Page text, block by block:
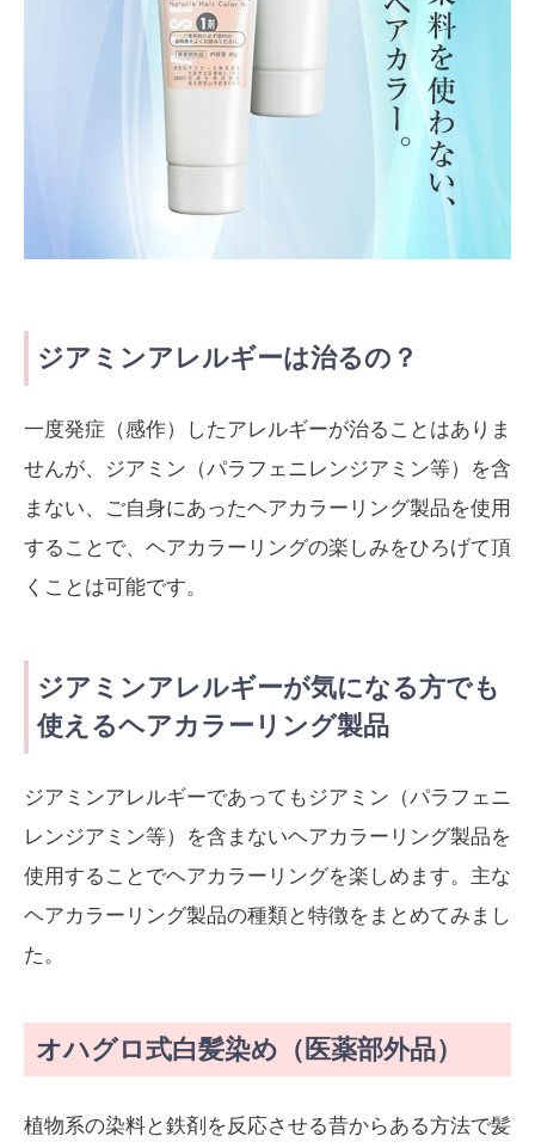
ジアミンアレルギーは治るの？
一度発症（感作）したアレルギーが治ることはありま
せんが、ジアミン（パラフェニレンジアミン等）を含
まない、ご自身にあったヘアカラーリング製品を使用
することで、ヘアカラーリングの楽しみをひろげて頂
くことは可能です。
ジアミンアレルギーが気になる方でも
使えるヘアカラーリング製品
ジアミンアレルギーであってもジアミン（パラフェニ
レンジアミン等）を含まないヘアカラーリング製品を
使用することでヘアカラーリングを楽しめます。主な
ヘアカラーリング製品の種類と特徴をまとめてみまし
た。
オハグロ式白髪染め（医薬部外品）
植物系の染料と鉄剤を反応させる昔からある方法で髪